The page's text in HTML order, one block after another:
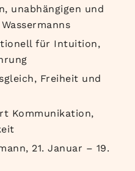
unabhängigen und
für Intuition,
Freiheit und
Kommunikation,
21. Januar – 19.